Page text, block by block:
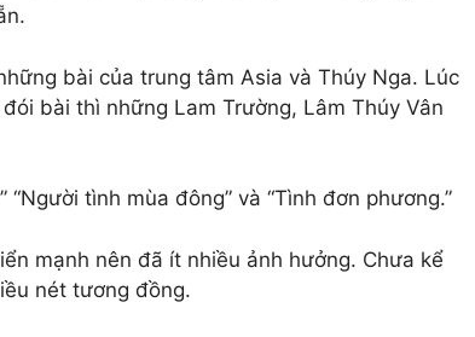
bài của trung tâm Asia và Thúy Nga. Lúc
bài thì những Lam Trường, Lâm Thúy Vân
tình mùa đông” và “Tình đơn phương.”
mạnh nên đã ít nhiều ảnh hưởng. Chưa kể
nét tương đồng.